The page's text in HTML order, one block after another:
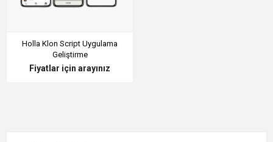
Holla Klon Script Uygulama
Geliştirme
Fiyatlar için arayınız